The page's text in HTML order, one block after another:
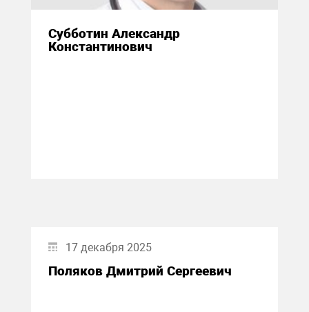
Субботин Александр
Константинович
17 декабря 2025
Поляков Дмитрий Сергеевич